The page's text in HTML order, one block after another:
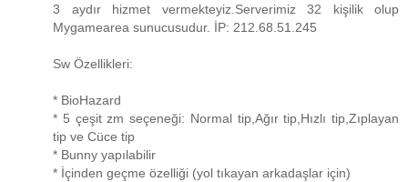
3 aydır hizmet vermekteyiz.Serverimiz 32 kişilik olup
Mygamearea sunucusudur. İP: 212.68.51.245
Sw Özellikleri:
* BioHazard
* 5 çeşit zm seçeneği: Normal tip,Ağır tip,Hızlı tip,Zıplayan
tip ve Cüce tip
* Bunny yapılabilir
* İçinden geçme özelliği (yol tıkayan arkadaşlar için)